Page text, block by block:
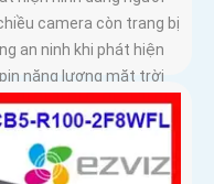
camera còn trang bị
an ninh khi phát hiện
năng lượng mặt trời
và bụi giúp hoạt động